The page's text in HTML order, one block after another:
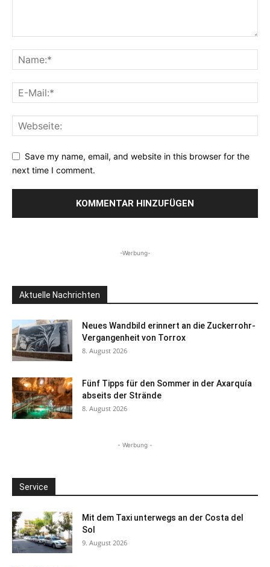
Save my name, email, and website in this browser for the
next time I comment.
-Werbung-
Aktuelle Nachrichten
Neues Wandbild erinnert an die Zuckerrohr-
Vergangenheit von Torrox
8. August 2026
Fünf Tipps für den Sommer in der Axarquía
abseits der Strände
8. August 2026
- Werbung -
Service
Mit dem Taxi unterwegs an der Costa del
Sol
9. August 2026